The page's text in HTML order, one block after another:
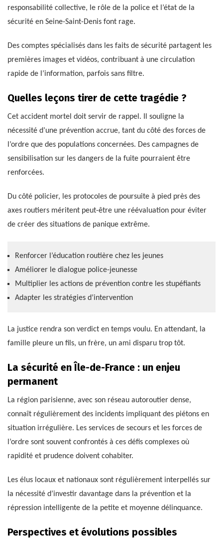
responsabilité collective, le rôle de la police et l’état de la
sécurité en Seine-Saint-Denis font rage.
Des comptes spécialisés dans les faits de sécurité partagent les
premières images et vidéos, contribuant à une circulation
rapide de l’information, parfois sans filtre.
Quelles leçons tirer de cette tragédie ?
Cet accident mortel doit servir de rappel. Il souligne la
nécessité d’une prévention accrue, tant du côté des forces de
l’ordre que des populations concernées. Des campagnes de
sensibilisation sur les dangers de la fuite pourraient être
renforcées.
Du côté policier, les protocoles de poursuite à pied près des
axes routiers méritent peut-être une réévaluation pour éviter
de créer des situations de panique extrême.
Renforcer l’éducation routière chez les jeunes
Améliorer le dialogue police-jeunesse
Multiplier les actions de prévention contre les stupéfiants
Adapter les stratégies d’intervention
La justice rendra son verdict en temps voulu. En attendant, la
famille pleure un fils, un frère, un ami disparu trop tôt.
La sécurité en Île-de-France : un enjeu
permanent
La région parisienne, avec son réseau autoroutier dense,
connaît régulièrement des incidents impliquant des piétons en
situation irrégulière. Les services de secours et les forces de
l’ordre sont souvent confrontés à ces défis complexes où
rapidité et prudence doivent cohabiter.
Les élus locaux et nationaux sont régulièrement interpellés sur
la nécessité d’investir davantage dans la prévention et la
répression intelligente de la petite et moyenne délinquance.
Perspectives et évolutions possibles